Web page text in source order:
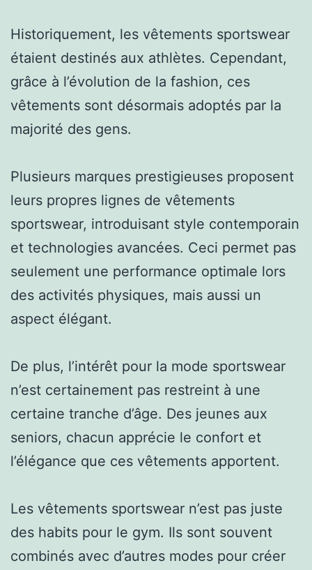
Historiquement, les vêtements sportswear
étaient destinés aux athlètes. Cependant,
grâce à l’évolution de la fashion, ces
vêtements sont désormais adoptés par la
majorité des gens.
Plusieurs marques prestigieuses proposent
leurs propres lignes de vêtements
sportswear, introduisant style contemporain
et technologies avancées. Ceci permet pas
seulement une performance optimale lors
des activités physiques, mais aussi un
aspect élégant.
De plus, l’intérêt pour la mode sportswear
n’est certainement pas restreint à une
certaine tranche d’âge. Des jeunes aux
seniors, chacun apprécie le confort et
l’élégance que ces vêtements apportent.
Les vêtements sportswear n’est pas juste
des habits pour le gym. Ils sont souvent
combinés avec d’autres modes pour créer